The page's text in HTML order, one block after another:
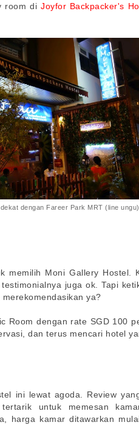
room diJoyfor Backpacker's
dengan Fareer Park MRT (line ungu)
memilih Moni Gallery Hostel.
juga ok. Tapi
ya?
Room dengan rate SGD 100
dan terus mencari hotel
ini lewat agoda. Review
untuk memesan
harga kamar ditawarkan